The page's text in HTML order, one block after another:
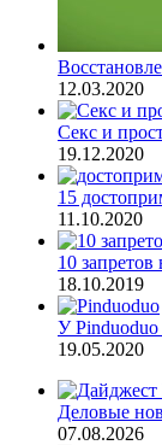
12.03.2020
Секс и
19.12.2020
15
11.10.2020
10 запретов
18.10.2019
У Pinduoduo
19.05.2020
Деловые
07.08.2026